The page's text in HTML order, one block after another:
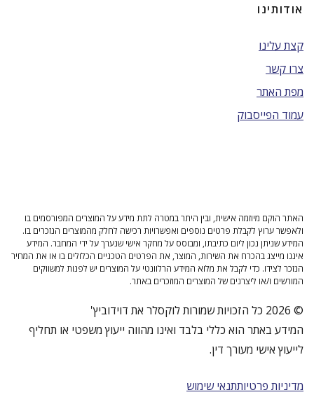
אודותינו
קצת עלינו
צרו קשר
מפת האתר
עמוד הפייסבוק
האתר הוקם מיוזמה אישית, ובין היתר במטרה לתת מידע על המוצרים המפורסמים בו
ולאפשר ערוץ לקבלת פרטים נוספים ואפשרויות רכישה לחלק מהמוצרים הנזכרים בו.
המידע שניתן נכון ליום כתיבתו, ומבוסס על מחקר אישי שנערך על ידי המחבר. המידע
איננו מייצג בהכרח את השירות, המוצר, את הפרטים הטכניים הכלולים בו או את המחיר
הנזכר לצידו. כדי לקבל את מלוא המידע הרלוונטי על המוצרים יש לפנות למשווקים
המורשים ו/או ליצרנים של המוצרים המוזכרים באתר.
© 2026 כל הזכויות שמורות לוקסלר את דוידוביץ'
המידע באתר הוא כללי בלבד ואינו מהווה ייעוץ משפטי או תחליף
לייעוץ אישי מעורך דין.
מדיניות פרטיותתנאי שימוש